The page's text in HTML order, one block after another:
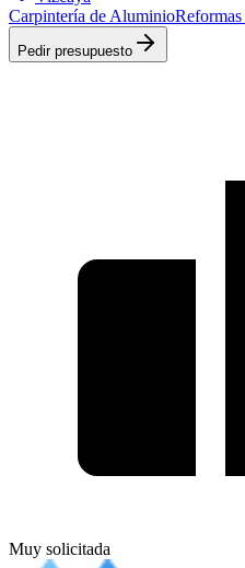
Carpintería de Aluminio
Pedir presupuesto
Muy solicitada